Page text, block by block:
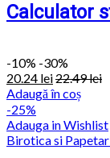
Calculator
-10% -30%
20.24 lei22.49lei
Adaugă în coș
-25%
Adauga in Wishlist
Birotica si